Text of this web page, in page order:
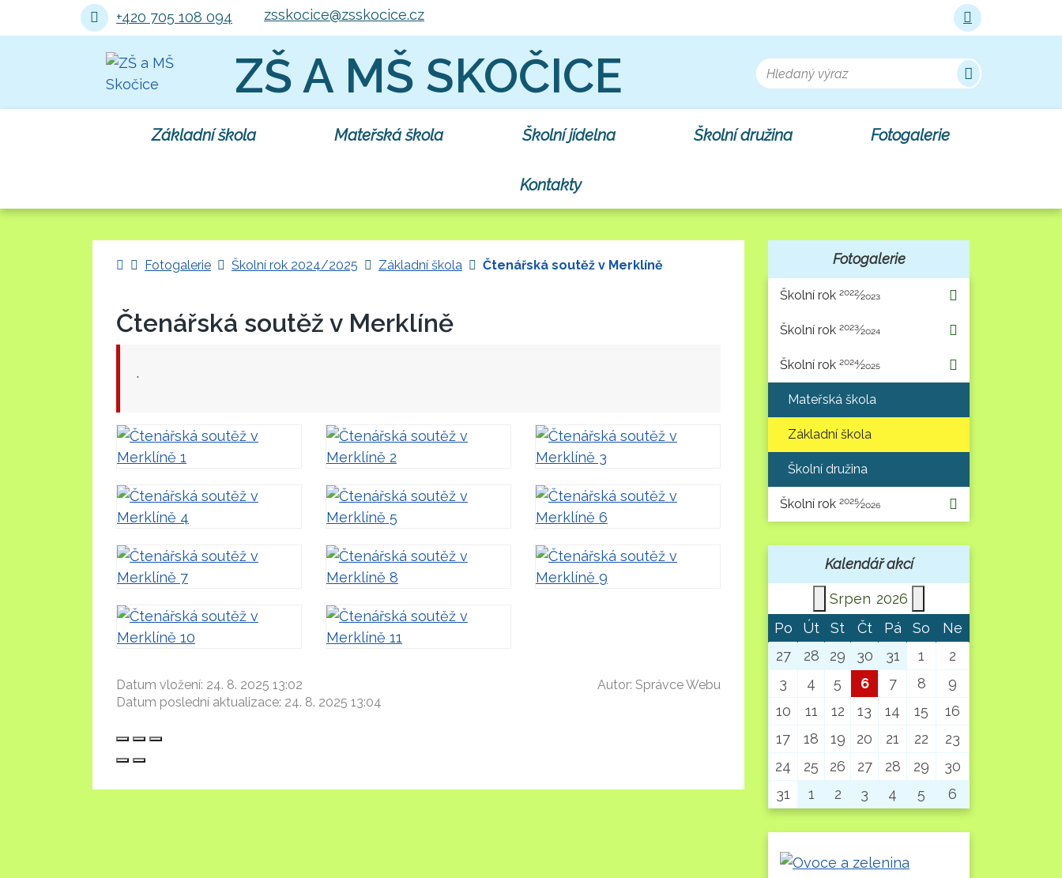
+420 705 108 094 zsskocice@zsskocice.cz Mapa webu
ZŠ A MŠ SKOČICE Hledat
Základní škola Mateřská škola Školní jídelna Školní družina Fotogalerie
Kontakty
Úvodní stránka
Fotogalerie Školní rok 2024/2025 Základní škola Čtenářská soutěž v Merklíně
Čtenářská soutěž v Merklíně
.
Datum vložení: 24. 8. 2025 13:02
Datum poslední aktualizace: 24. 8. 2025 13:04
Autor: Správce Webu
Fotogalerie
Školní rok 2022⁄2023
Školní rok 2023⁄2024
Školní rok 2024⁄2025
Mateřská škola
Základní škola
Školní družina
Školní rok 2025⁄2026
Kalendář akcí
Srpen 2026
Po
Út St Čt Pá So
Ne
27
28 29 30 31 1
2
3
4 5 6 7 8
9
10
11 12 13 14 15
16
17
18 19 20 21 22
23
24
25 26 27 28 29
30
31
1 2 3 4 5 6